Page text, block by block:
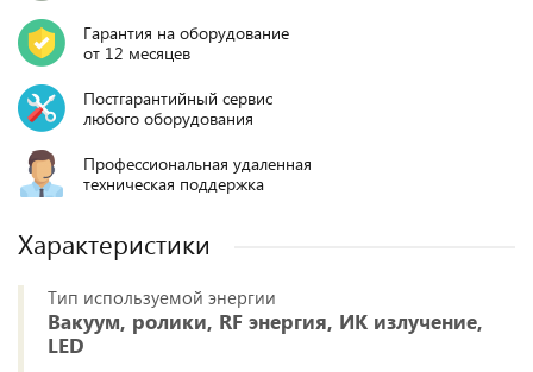
Гарантия на оборудование
от 12 месяцев
Постгарантийный сервис
любого оборудования
Профессиональная удаленная
техническая поддержка
Характеристики
Тип используемой энергии
Вакуум, ролики, RF энергия, ИК излучение,
LED